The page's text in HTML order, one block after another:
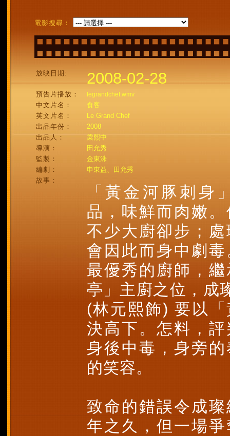
電影搜尋：
放映日期: 2008-02-28
預告片播放： legrandchef.wmv
中文片名：
食客
英文片名：
Le Grand Chef
出品年份：
2008
出品人：
梁熙中
導演：
田允秀
監製：
金東洙
編劇：
申東益、田允秀
故事：
「黃金河豚刺身
品，味鮮而肉嫩
不少大廚卻步；
會因此而身中劇
最優秀的廚師，
亭」主廚之位，成
(林元熙飾) 要以
決高下。怎料，
身後中毒，身旁
的笑容。
致命的錯誤令成
年之久，但一場